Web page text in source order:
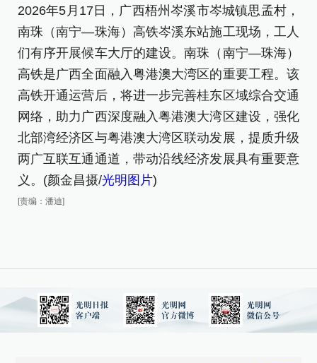
2026年5月17日，广西梧州岑溪市岑城镇思孟村，
南珠（南宁—珠海）高铁岑溪东站施工现场，工人
们有序开展候车大厅的建设。南珠（南宁—珠海）
高铁是广西全面融入粤港澳大湾区的重要工程。该
高铁开通运营后，将进一步完善桂东区域综合交通
网络，助力广西深度融入粤港澳大湾区建设，强化
北部湾经济区与粤港澳大湾区联动发展，提质升级
两广互联互通通道，带动沿线经济发展具有重要意
义。(颜金昌摄/光明图片)
[责编：潘迪]